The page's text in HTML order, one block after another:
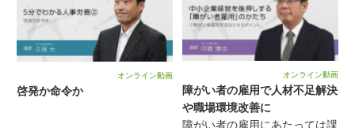
オンライン動画
啓発か命令か
オンライン動画
障がい者の雇用で人材不足解決
や職場環境改善に
障がい者の雇用にあたっては課